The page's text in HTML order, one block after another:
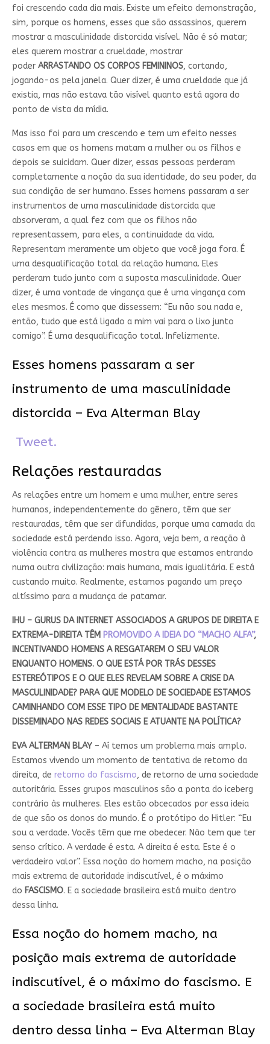
foi crescendo cada dia mais. Existe um efeito demonstração,
sim, porque os homens, esses que são assassinos, querem
mostrar a masculinidade distorcida visível. Não é só matar;
eles querem mostrar a crueldade, mostrar
poder ARRASTANDO OS CORPOS FEMININOS, cortando,
jogando-os pela janela. Quer dizer, é uma crueldade que já
existia, mas não estava tão visível quanto está agora do
ponto de vista da mídia.
Mas isso foi para um crescendo e tem um efeito nesses
casos em que os homens matam a mulher ou os filhos e
depois se suicidam. Quer dizer, essas pessoas perderam
completamente a noção da sua identidade, do seu poder, da
sua condição de ser humano. Esses homens passaram a ser
instrumentos de uma masculinidade distorcida que
absorveram, a qual fez com que os filhos não
representassem, para eles, a continuidade da vida.
Representam meramente um objeto que você joga fora. É
uma desqualificação total da relação humana. Eles
perderam tudo junto com a suposta masculinidade. Quer
dizer, é uma vontade de vingança que é uma vingança com
eles mesmos. É como que dissessem: “Eu não sou nada e,
então, tudo que está ligado a mim vai para o lixo junto
comigo”. É uma desqualificação total. Infelizmente.
Esses homens passaram a ser
instrumento de uma masculinidade
distorcida – Eva Alterman Blay
Tweet.
Relações restauradas
As relações entre um homem e uma mulher, entre seres
humanos, independentemente do gênero, têm que ser
restauradas, têm que ser difundidas, porque uma camada da
sociedade está perdendo isso. Agora, veja bem, a reação à
violência contra as mulheres mostra que estamos entrando
numa outra civilização: mais humana, mais igualitária. E está
custando muito. Realmente, estamos pagando um preço
altíssimo para a mudança de patamar.
IHU – GURUS DA INTERNET ASSOCIADOS A GRUPOS DE DIREITA E
EXTREMA-DIREITA TÊM PROMOVIDO A IDEIA DO “MACHO ALFA”,
INCENTIVANDO HOMENS A RESGATAREM O SEU VALOR
ENQUANTO HOMENS. O QUE ESTÁ POR TRÁS DESSES
ESTEREÓTIPOS E O QUE ELES REVELAM SOBRE A CRISE DA
MASCULINIDADE? PARA QUE MODELO DE SOCIEDADE ESTAMOS
CAMINHANDO COM ESSE TIPO DE MENTALIDADE BASTANTE
DISSEMINADO NAS REDES SOCIAIS E ATUANTE NA POLÍTICA?
EVA ALTERMAN BLAY – Aí temos um problema mais amplo.
Estamos vivendo um momento de tentativa de retorno da
direita, de retorno do fascismo, de retorno de uma sociedade
autoritária. Esses grupos masculinos são a ponta do iceberg
contrário às mulheres. Eles estão obcecados por essa ideia
de que são os donos do mundo. É o protótipo do Hitler: “Eu
sou a verdade. Vocês têm que me obedecer. Não tem que ter
senso crítico. A verdade é esta. A direita é esta. Este é o
verdadeiro valor”. Essa noção do homem macho, na posição
mais extrema de autoridade indiscutível, é o máximo
do FASCISMO. E a sociedade brasileira está muito dentro
dessa linha.
Essa noção do homem macho, na
posição mais extrema de autoridade
indiscutível, é o máximo do fascismo. E
a sociedade brasileira está muito
dentro dessa linha – Eva Alterman Blay